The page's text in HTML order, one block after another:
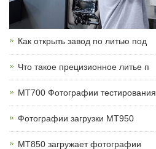
Как открыть завод по литью под
Что такое прецизионное литье п
MT700 Фотографии тестирования
Фотографии загрузки MT950
MT850 загружает фотографии